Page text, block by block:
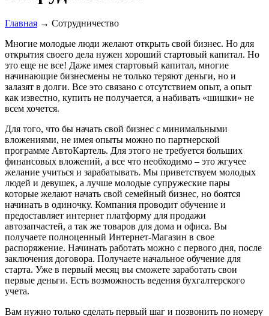
Главная → Сотрудничество
Многие молодые люди желают открыть свой бизнес. Но для
открытия своего дела нужен хороший стартовый капитал. Но
это еще не все! Даже имея стартовый капитал, многие
начинающие бизнесмены не только теряют деньги, но и
залазят в долги. Все это связано с отсутствием опыт, а опыт
как известно, купить не получается, а набивать «шишки» не
всем хочется.
Для того, что бы начать свой бизнес с минимальными
вложениями, не имея опыты можно по партнерской
программе АвтоКартель. Для этого не требуется больших
финансовых вложений, а все что необходимо – это жгучее
желание учиться и зарабатывать. Мы приветствуем молодых
людей и девушек, а лучше молодые супружеские пары
которые желают начать свой семейный бизнес, но боятся
начинать в одиночку. Компания проводит обучение и
предоставляет интернет платформу для продажи
автозапчастей, а так же товаров для дома и офиса. Вы
получаете полноценный Интернет-Магазин в свое
распоряжение. Начинать работать можно с первого дня, после
заключения договора. Получаете начальное обучение для
старта. Уже в первый месяц вы сможете заработать свои
первые деньги. Есть возможность ведения бухгалтерского
учета.
Вам нужно только сделать первый шаг и позвонить по номеру